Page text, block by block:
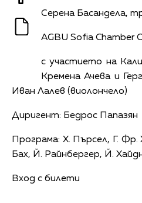
Серена Басандела,
AGBU Sofia Chamber
с участието на
Кремена Ачева и
Иван Лалев (виолончело)
Диригент: Бедрос Папазян
Програма: Х. Пърсел, Г. Фр.
Бах, Й. Райнбергер, Й.
Вход с билети